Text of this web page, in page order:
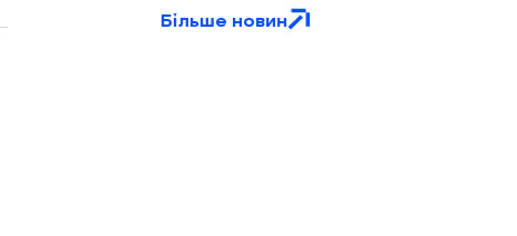
Більше новин